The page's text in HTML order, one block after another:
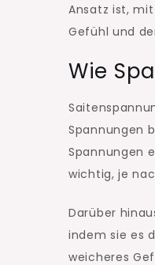
Ansatz ist,
Gefühl und
Wie
Spannungen
Spannungen
wichtig, je
Darüber
indem sie es
weicheres